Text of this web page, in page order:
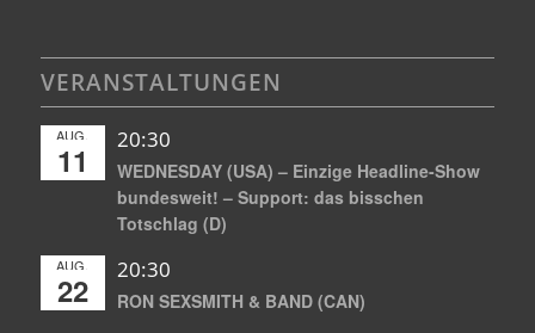
VERANSTALTUNGEN
AUG.
11
20:30
WEDNESDAY (USA) – Einzige Headline-Show
bundesweit! – Support: das bisschen
Totschlag (D)
AUG.
22
20:30
RON SEXSMITH & BAND (CAN)